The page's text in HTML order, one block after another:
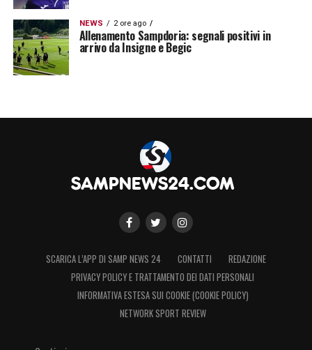
NEWS 2 ore ago
Allenamento Sampdoria: segnali positivi in
arrivo da Insigne e Begic
SCARICA L’APP DI SAMP NEWS 24 CONTATTI
REDAZIONE
PRIVACY POLICY E TRATTAMENTO DEI DATI PERSONALI
INFORMATIVA ESTESA SUI COOKIE (COOKIE POLICY)
NETWORK SPORT REVIEW